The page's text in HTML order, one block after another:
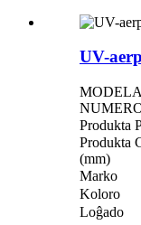
UV-
MODELA
Produkta
Produkta
(mm)
Marko
Koloro
Loĝado